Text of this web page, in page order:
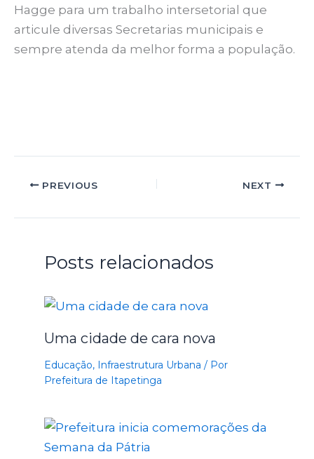
Hagge para um trabalho intersetorial que
articule diversas Secretarias municipais e
sempre atenda da melhor forma a população.
PREVIOUS NEXT
Posts relacionados
Uma cidade de cara nova
Educação, Infraestrutura Urbana / Por
Prefeitura de Itapetinga